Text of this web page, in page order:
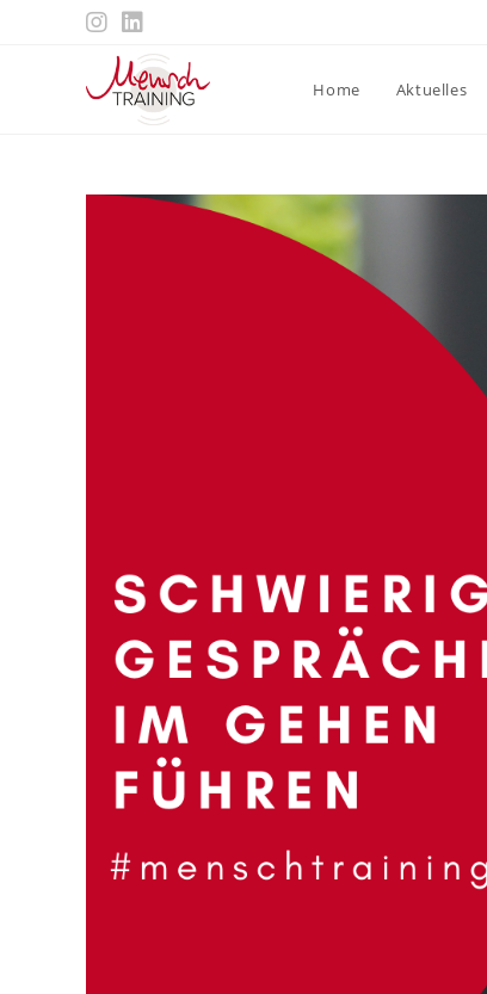
Home Aktuelles